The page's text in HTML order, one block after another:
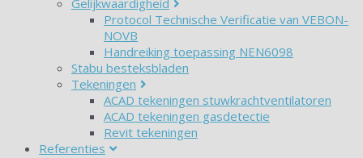
Gelijkwaardigheid
Protocol Technische Verificatie van VEBON-
NOVB
Handreiking toepassing NEN6098
Stabu besteksbladen
Tekeningen
ACAD tekeningen stuwkrachtventilatoren
ACAD tekeningen gasdetectie
Revit tekeningen
Referenties